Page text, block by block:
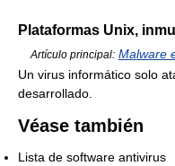
Plataformas Unix,
Artículo principal: Malware
Un virus informático solo
desarrollado.
Véase también
Lista de software antivirus